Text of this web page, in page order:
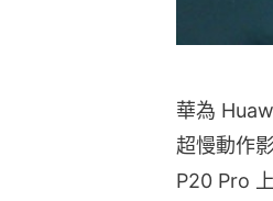
華為
超慢動作
P20 Pro